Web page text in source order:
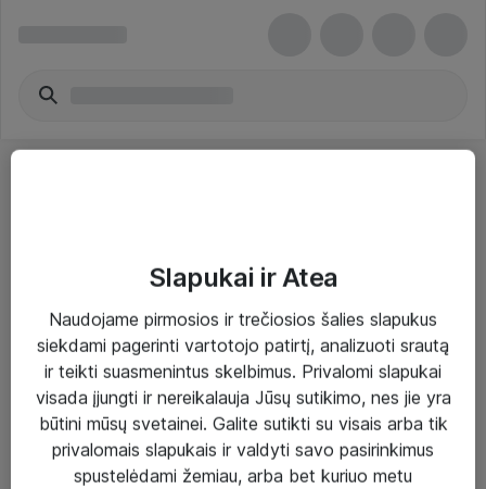
Paslaugos
Sprendimai
Įgyvendinti projektai
Atea ekspertų patarimai verslui
Slapukai ir Atea
Naudojame pirmosios ir trečiosios šalies slapukus
siekdami pagerinti vartotojo patirtį, analizuoti srautą
ir teikti suasmenintus skelbimus. Privalomi slapukai
visada įjungti ir nereikalauja Jūsų sutikimo, nes jie yra
būtini mūsų svetainei. Galite sutikti su visais arba tik
privalomais slapukais ir valdyti savo pasirinkimus
spustelėdami žemiau, arba bet kuriuo metu